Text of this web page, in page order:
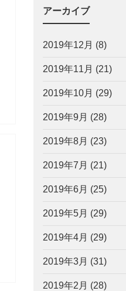
アーカイブ
2019年12月 (8)
2019年11月 (21)
2019年10月 (29)
2019年9月 (28)
2019年8月 (23)
2019年7月 (21)
2019年6月 (25)
2019年5月 (29)
2019年4月 (29)
2019年3月 (31)
2019年2月 (28)